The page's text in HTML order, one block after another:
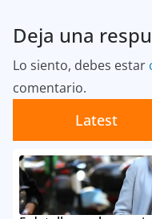
Deja una
Lo siento, debes estar
comentario.
Latest